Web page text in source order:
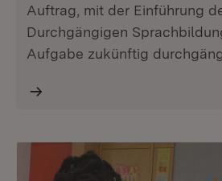
Auftrag, mit der Einführung
Durchgängigen
Aufgabe zukünftig